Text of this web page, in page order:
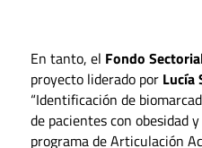
En tanto, el Fondo
proyecto liderado por Lucía
“Identificación de
de pacientes con obesidad
programa de Articulación